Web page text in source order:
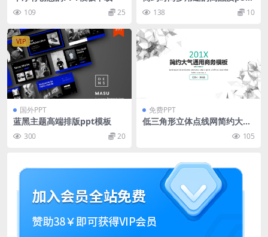
109 25
erpoint幻灯片演示模板（ppt
x）138 10
VIP
国外PPT
蓝黑主题高端排版ppt模板
300 20
免费PPT
低三角形立体点线网简约大气
105